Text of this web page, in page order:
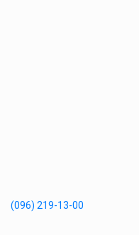
(096) 219-13-00